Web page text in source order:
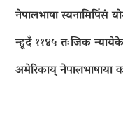
नेपालभाषा स्यनामिपिंसं
न्हूदँ ११४५ तःजिक
अमेरिकाय् नेपालभाषाया